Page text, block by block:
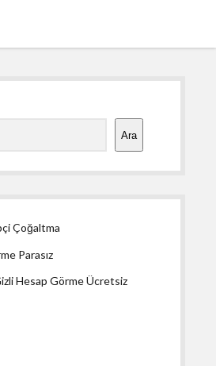
Ara
Çoğaltma
Parasız
Hesap Görme Ücretsiz